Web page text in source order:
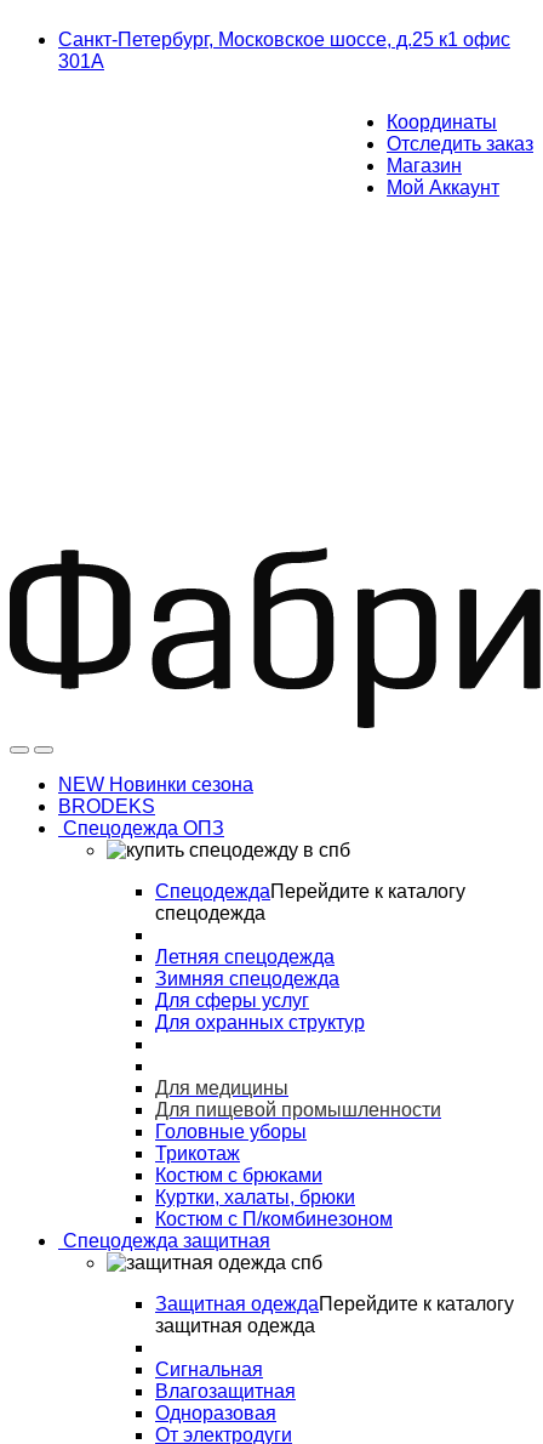
navigation
content
Санкт-Петербург, Московское шоссе, д.25 к1 офис
301А
Координаты
Отследить заказ
Магазин
Мой Аккаунт
NEW Новинки сезона
BRODEKS
Спецодежда ОПЗ
СпецодеждаПерейдите к каталогу
спецодежда
Летняя спецодежда
Зимняя спецодежда
Для сферы услуг
Для охранных структур
Для медицины
Для пищевой промышленности
Головные уборы
Трикотаж
Костюм с брюками
Куртки, халаты, брюки
Костюм с П/комбинезоном
Спецодежда защитная
Защитная одеждаПерейдите к каталогу
защитная одежда
Сигнальная
Влагозащитная
Одноразовая
От электродуги